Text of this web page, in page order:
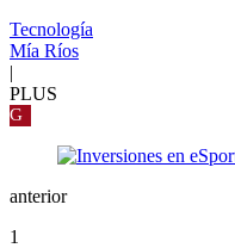
Tecnología
Mía Ríos
|
PLUS
G
anterior
1